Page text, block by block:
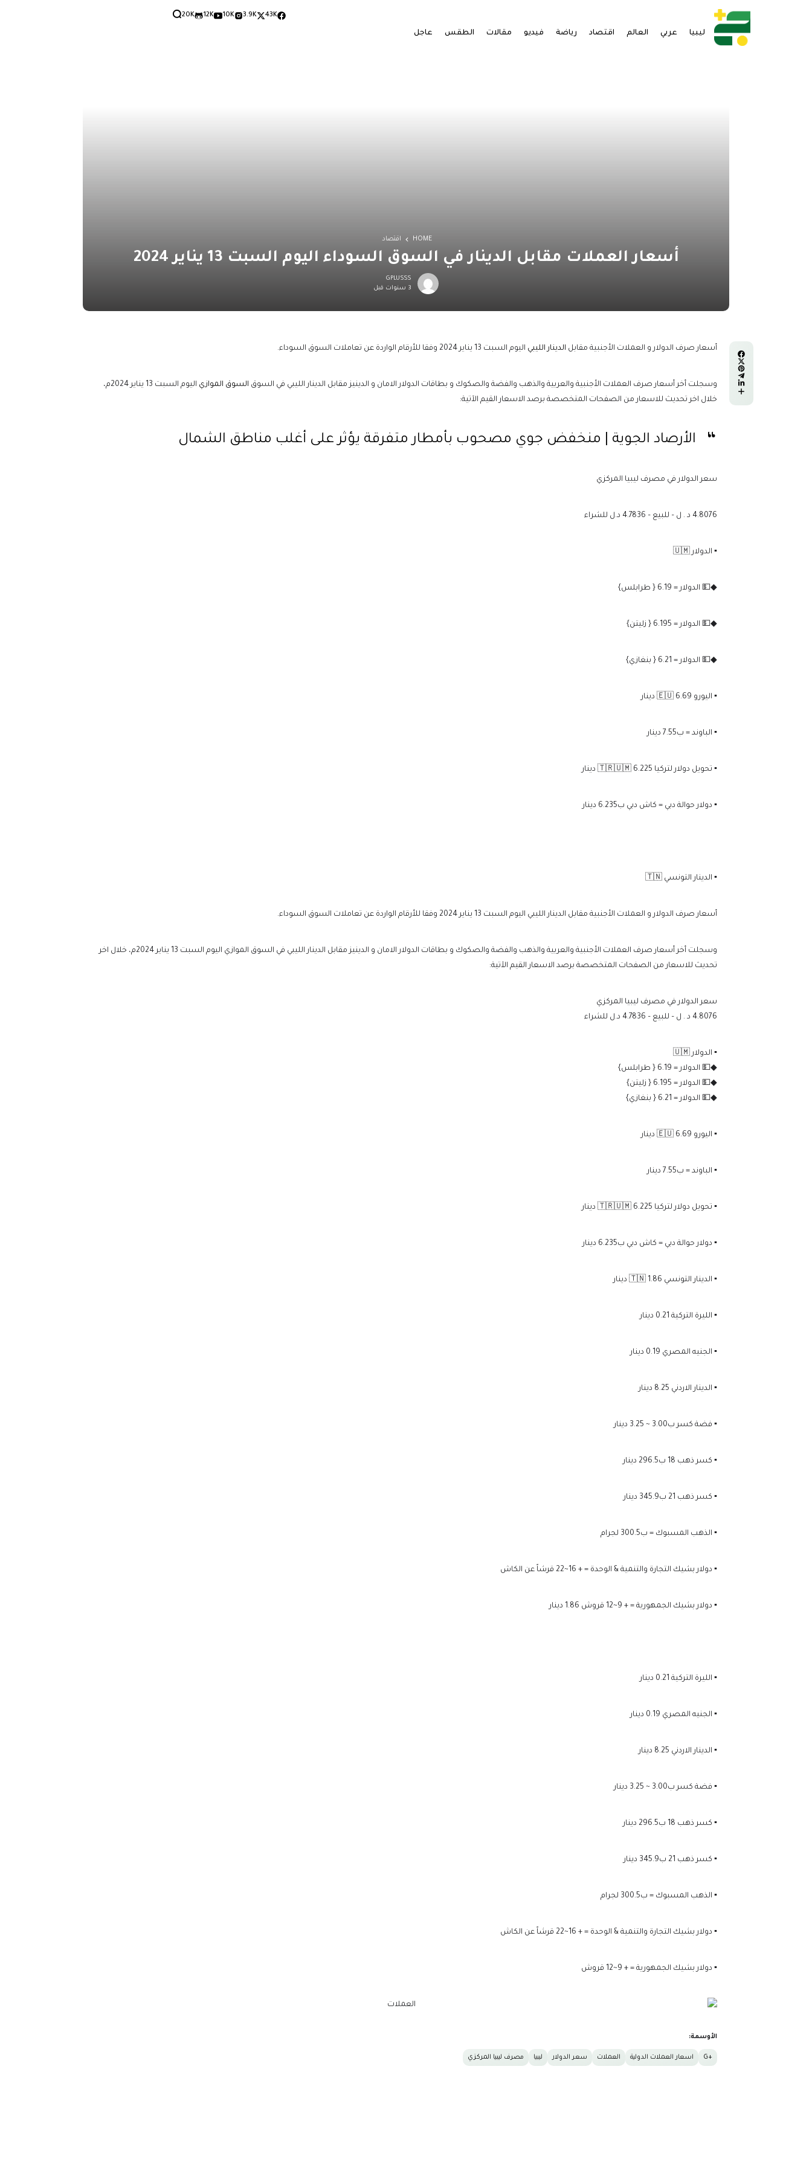
ليبيا عربي العالم اقتصاد رياضة فيديو مقالات الطقس عاجل
43K
3.9K
10K
12K
20K
HOME اقتصاد
أسعار العملات مقابل الدينار في السوق السوداء اليوم السبت 13 يناير 2024
GPLUSSS
3 سنوات قبل
أسعار صرف الدولار و العملات الأجنبية مقابل الدينار الليبي اليوم السبت 13 يناير 2024 وفقا للأرقام الواردة عن تعاملات السوق السوداء.
وسجلت أخر أسعار صرف العملات الأجنبية والعربية والذهب والفضة والصكوك و بطاقات الدولار الامان و الدينيز مقابل الدينار الليبي في السوق السوق الموازي
اليوم السبت 13 يناير 2024م،
خلال اخر تحديث للاسعار من الصفحات المتخصصة برصد الاسعار القيم الآتية:
الأرصاد الجوية | منخفض جوي مصحوب بأمطار متفرقة يؤثر على أغلب مناطق الشمال
سعر الدولار في مصرف ليبيا المركزي
4.8076 د . ل – للبيع – 4.7836 د.ل للشراء
▪️ الدولار 🇺🇲
◆💵 الدولار = 6.19 { طرابلس}
◆💵 الدولار = 6.195 { زليتن}
◆💵 الدولار = 6.21 { بنغازي}
▪️ اليورو 🇪🇺 6.69 دينار
▪️ الباوند = ب7.55 دينار
▪️ تحويل دولار لتركيا 🇹🇷🇺🇲 6.225 دينار
▪️ دولار حوالة دبي = كاش دبي ب6.235 دينار
▪️ الدينار التونسي 🇹🇳
أسعار صرف الدولار و العملات الأجنبية مقابل الدينار الليبي اليوم السبت 13 يناير 2024 وفقا للأرقام الواردة عن تعاملات السوق السوداء.
وسجلت أخر أسعار صرف العملات الأجنبية والعربية والذهب والفضة والصكوك و بطاقات الدولار الامان و الدينيز مقابل الدينار الليبي في السوق الموازي اليوم السبت 13 يناير 2024م، خلال اخر
تحديث للاسعار من الصفحات المتخصصة برصد الاسعار القيم الآتية:
سعر الدولار في مصرف ليبيا المركزي
4.8076 د . ل – للبيع – 4.7836 د.ل للشراء
▪️ الدولار 🇺🇲
◆💵 الدولار = 6.19 { طرابلس}
◆💵 الدولار = 6.195 { زليتن}
◆💵 الدولار = 6.21 { بنغازي}
▪️ اليورو 🇪🇺 6.69 دينار
▪️ الباوند = ب7.55 دينار
▪️ تحويل دولار لتركيا 🇹🇷🇺🇲 6.225 دينار
▪️ دولار حوالة دبي = كاش دبي ب6.235 دينار
▪️ الدينار التونسي 🇹🇳 1.86 دينار
▪️ الليرة التركية 0.21 دينار
▪️ الجنيه المصري 0.19 دينار
▪️ الدينار الاردني 8.25 دينار
▪️ فضة كسر ب3.00 ~ 3.25 دينار
▪️ كسر ذهب 18 ب296.5 دينار
▪️ كسر ذهب 21 ب345.9 دينار
▪️ الذهب المسبوك = ب300.5 لجرام
▪️ دولار بشيك التجارة والتنمية & الوحدة = + 16~22 قرشاً عن الكاش
▪️ دولار بشيك الجمهورية = + 9~12 قروش 1.86 دينار
▪️ الليرة التركية 0.21 دينار
▪️ الجنيه المصري 0.19 دينار
▪️ الدينار الاردني 8.25 دينار
▪️ فضة كسر ب3.00 ~ 3.25 دينار
▪️ كسر ذهب 18 ب296.5 دينار
▪️ كسر ذهب 21 ب345.9 دينار
▪️ الذهب المسبوك = ب300.5 لجرام
▪️ دولار بشيك التجارة والتنمية & الوحدة = + 16~22 قرشاً عن الكاش
▪️ دولار بشيك الجمهورية = + 9~12 قروش
الأوسمة:
+G اسعار العملات الدولية العملات سعر الدولار ليبيا مصرف ليبيا المركزي